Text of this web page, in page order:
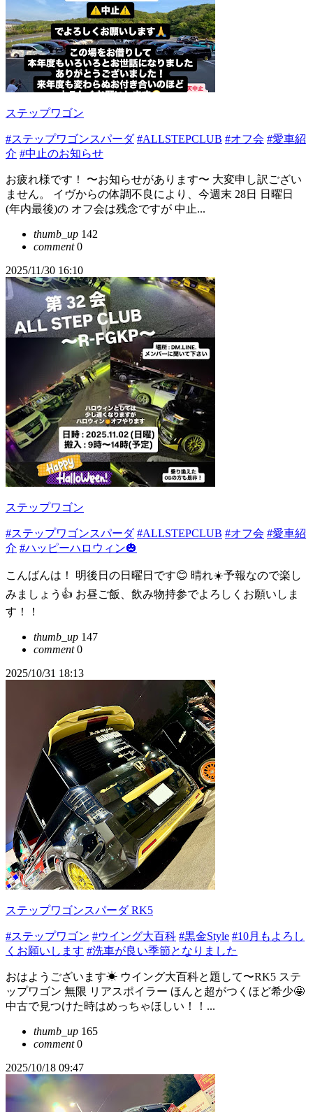
ステップワゴン
#ステップワゴンスパーダ #ALLSTEPCLUB #オフ会 #愛車紹
介 #中止のお知らせ
お疲れ様です！ 〜お知らせがあります〜 大変申し訳ござい
ません。 イヴからの体調不良により、今週末 28日 日曜日
(年内最後)の オフ会は残念ですが 中止...
thumb_up 142
comment0
2025/11/30 16:10
ステップワゴン
#ステップワゴンスパーダ #ALLSTEPCLUB #オフ会 #愛車紹
介 #ハッピーハロウィン🎃
こんばんは！ 明後日の日曜日です😊 晴れ☀️予報なので楽し
みましょう👍 お昼ご飯、飲み物持参でよろしくお願いしま
す！！
thumb_up 147
comment0
2025/10/31 18:13
ステップワゴンスパーダ RK5
#ステップワゴン #ウイング大百科 #黒金Style #10月もよろし
くお願いします #洗車が良い季節となりました
おはようございます☀ ウイング大百科と題して〜RK5 ステ
ップワゴン 無限 リアスポイラー ほんと超がつくほど希少🤩
中古で見つけた時はめっちゃほしい！！...
thumb_up 165
comment0
2025/10/18 09:47